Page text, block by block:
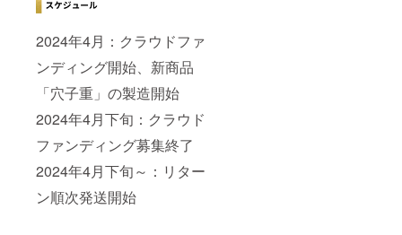
2024年4月：クラウドファ
ンディング開始、新商品
「穴子重」の製造開始
2024年4月下旬：クラウド
ファンディング募集終了
2024年4月下旬～：リター
ン順次発送開始